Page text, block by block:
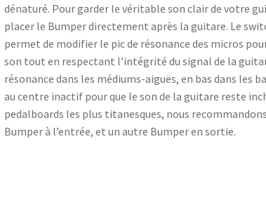
dénaturé. Pour garder le véritable son clair de votre
placer le Bumper directement après la guitare. Le
permet de modifier le pic de résonance des micros
son tout en respectant l’intégrité du signal de la
résonance dans les médiums-aiguës, en bas dans les
au centre inactif pour que le son de la guitare reste
pedalboards les plus titanesques, nous
Bumper à l’entrée, et un autre Bumper en sortie.